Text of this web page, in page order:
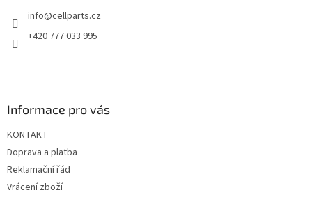
info@cellparts.cz
+420 777 033 995
Informace pro vás
KONTAKT
Doprava a platba
Reklamační řád
Vrácení zboží